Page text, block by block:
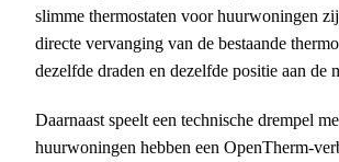
slimme thermostaten voor huurwoningen
directe vervanging van de bestaande
dezelfde draden en dezelfde positie aan de
Daarnaast speelt een technische drempel
huurwoningen hebben een OpenTherm-